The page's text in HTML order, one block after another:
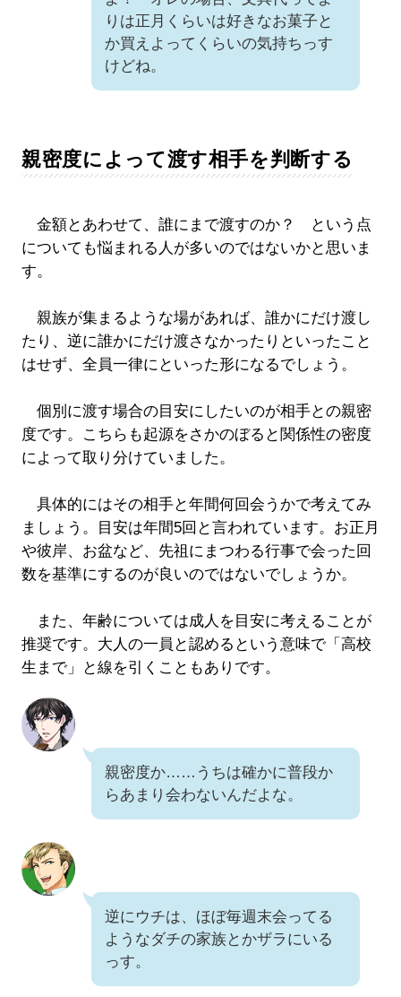
りは正月くらいは好きなお菓子と
か買えよってくらいの気持ちっす
けどね。
親密度によって渡す相手を判断する
金額とあわせて、誰にまで渡すのか？ という点
についても悩まれる人が多いのではないかと思いま
す。
親族が集まるような場があれば、誰かにだけ渡し
たり、逆に誰かにだけ渡さなかったりといったこと
はせず、全員一律にといった形になるでしょう。
個別に渡す場合の目安にしたいのが相手との親密
度です。こちらも起源をさかのぼると関係性の密度
によって取り分けていました。
具体的にはその相手と年間何回会うかで考えてみ
ましょう。目安は年間5回と言われています。お正月
や彼岸、お盆など、先祖にまつわる行事で会った回
数を基準にするのが良いのではないでしょうか。
また、年齢については成人を目安に考えることが
推奨です。大人の一員と認めるという意味で「高校
生まで」と線を引くこともありです。
親密度か……うちは確かに普段か
らあまり会わないんだよな。
逆にウチは、ほぼ毎週末会ってる
ようなダチの家族とかザラにいる
っす。